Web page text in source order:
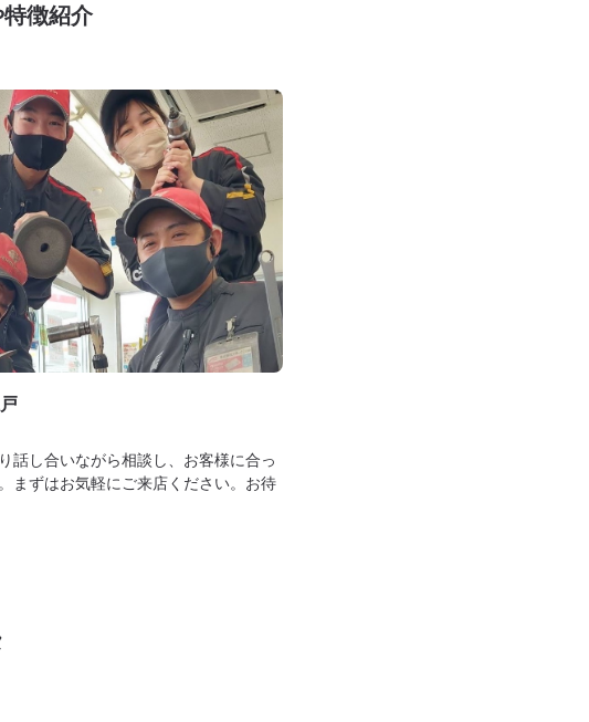
徴紹介
話し合いながら相談し、お客様に合っ
まずはお気軽にご来店ください。お待